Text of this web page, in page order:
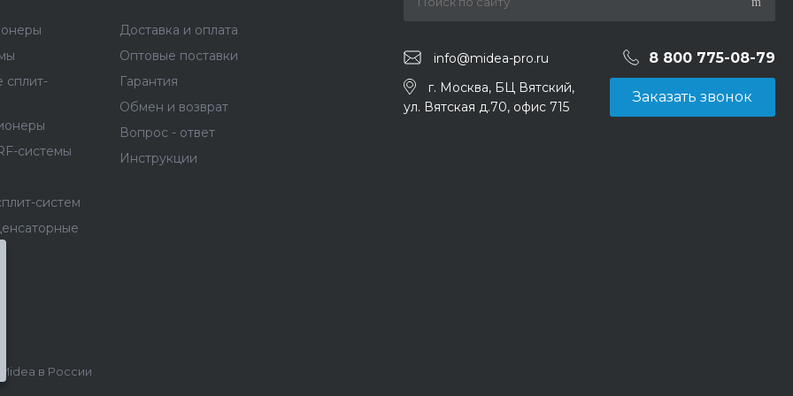
системы
систем
Доставка и оплата
Оптовые поставки
Гарантия
Обмен и возврат
Вопрос - ответ
Инструкции
info@midea-pro.ru 8 800 775-08-79
г. Москва, БЦ Вятский,
ул. Вятская д.70, офис 715
Заказать звонок
в России